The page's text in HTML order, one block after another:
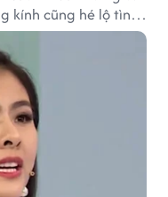
kính cũng hé lộ tình
cho ê-kíp bộ phim.